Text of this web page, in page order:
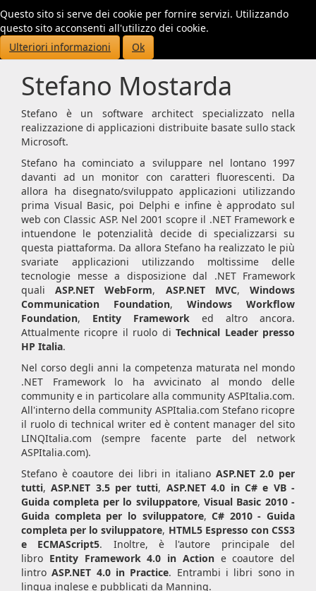
Questo sito si serve dei cookie per fornire servizi. Utilizzando
questo sito acconsenti all'utilizzo dei cookie.
Ulteriori informazioni
Ok
Stefano Mostarda
Stefano è un software architect specializzato nella
realizzazione di applicazioni distribuite basate sullo stack
Microsoft.
Stefano ha cominciato a sviluppare nel lontano 1997
davanti ad un monitor con caratteri fluorescenti. Da
allora ha disegnato/sviluppato applicazioni utilizzando
prima Visual Basic, poi Delphi e infine è approdato sul
web con Classic ASP. Nel 2001 scopre il .NET Framework e
intuendone le potenzialità decide di specializzarsi su
questa piattaforma. Da allora Stefano ha realizzato le più
svariate applicazioni utilizzando moltissime delle
tecnologie messe a disposizione dal .NET Framework
qualiASP.NET WebForm, ASP.NET MVC,Windows
Communication Foundation, Windows Workflow
Foundation, Entity Framework ed altro ancora.
Attualmente ricopre il ruolo diTechnical Leader presso
HP Italia.
Nel corso degli anni la competenza maturata nel mondo
.NET Framework lo ha avvicinato al mondo delle
community e in particolare alla community ASPItalia.com.
All'interno della community ASPItalia.com Stefano ricopre
il ruolo di technical writer ed è content manager del sito
LINQItalia.com (sempre facente parte del network
ASPItalia.com).
Stefano è coautore dei libri in italiano ASP.NET 2.0 per
tutti,ASP.NET 3.5 per tutti, ASP.NET 4.0 in C# e VB -
Guida completa per lo sviluppatore, Visual Basic 2010 -
Guida completa per lo sviluppatore,C# 2010 - Guida
completa per lo sviluppatore, HTML5 Espresso con CSS3
e ECMAScript5. Inoltre, è l'autore principale del
libro Entity Framework 4.0 in Actione coautore del
lintroASP.NET 4.0 in Practice. Entrambi i libri sono in
lingua inglese e pubblicati da Manning.